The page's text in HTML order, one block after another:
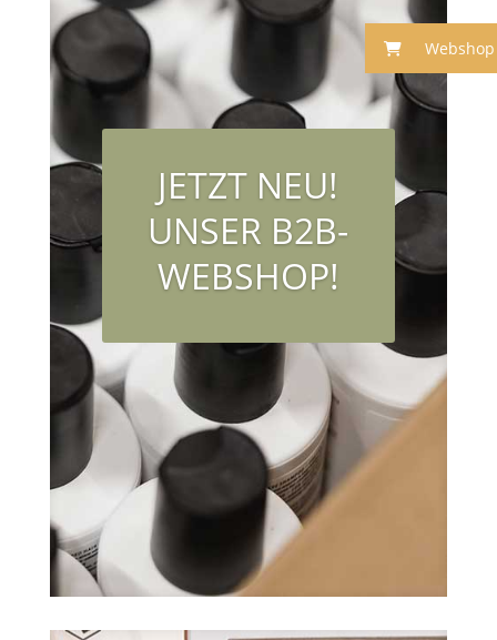
JETZT NEU!
UNSER B2B-
WEBSHOP!
Webshop